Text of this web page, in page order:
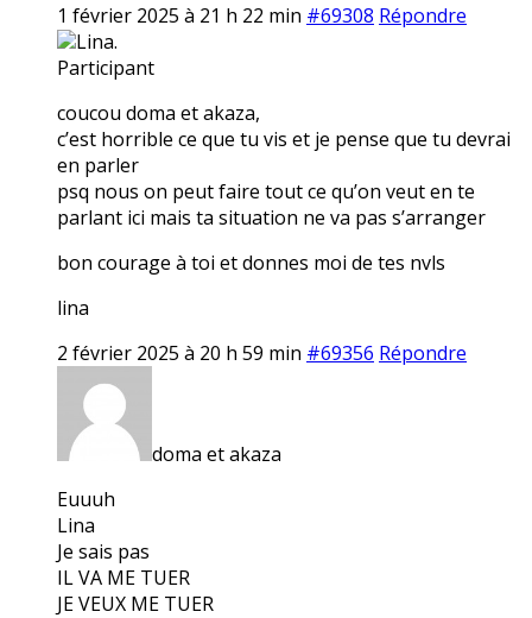
1 février 2025 à 21 h 22 min #69308 Répondre
Lina.
Participant
coucou doma et akaza,
c’est horrible ce que tu vis et je pense que tu devrai
en parler
psq nous on peut faire tout ce qu’on veut en te
parlant ici mais ta situation ne va pas s’arranger
bon courage à toi et donnes moi de tes nvls
lina
2 février 2025 à 20 h 59 min #69356 Répondre
doma et akaza
Euuuh
Lina
Je sais pas
IL VA ME TUER
JE VEUX ME TUER